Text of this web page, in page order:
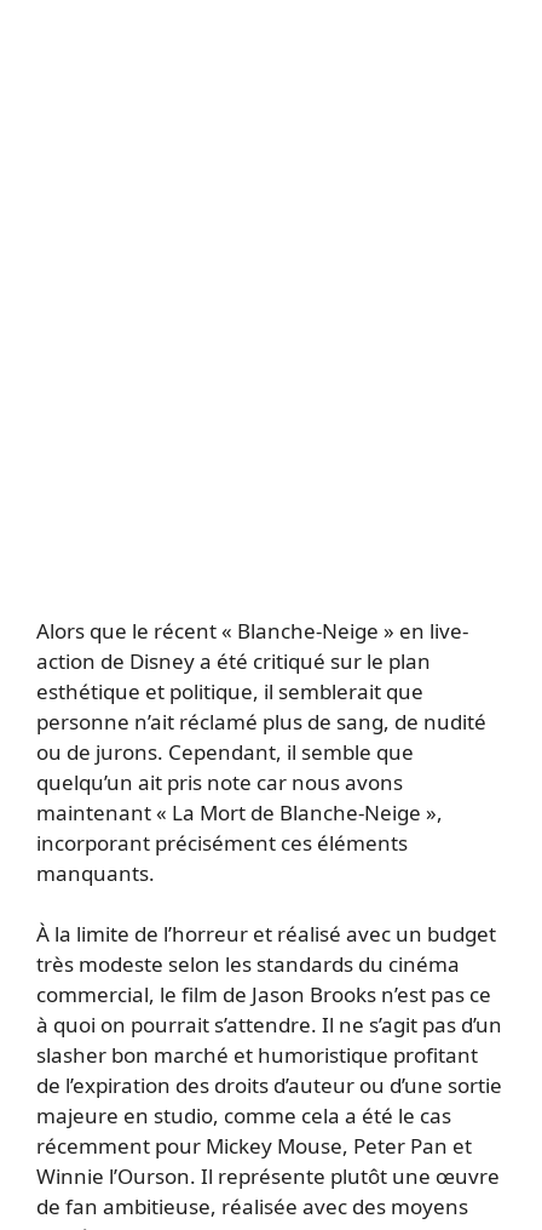
Alors que le récent « Blanche-Neige » en live-
action de Disney a été critiqué sur le plan
esthétique et politique, il semblerait que
personne n’ait réclamé plus de sang, de nudité
ou de jurons. Cependant, il semble que
quelqu’un ait pris note car nous avons
maintenant « La Mort de Blanche-Neige »,
incorporant précisément ces éléments
manquants.
À la limite de l’horreur et réalisé avec un budget
très modeste selon les standards du cinéma
commercial, le film de Jason Brooks n’est pas ce
à quoi on pourrait s’attendre. Il ne s’agit pas d’un
slasher bon marché et humoristique profitant
de l’expiration des droits d’auteur ou d’une sortie
majeure en studio, comme cela a été le cas
récemment pour Mickey Mouse, Peter Pan et
Winnie l’Ourson. Il représente plutôt une œuvre
de fan ambitieuse, réalisée avec des moyens